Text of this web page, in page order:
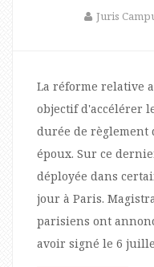
Juris
La réforme relative
objectif d'accélérer
durée de règlement
époux. Sur ce
déployée dans
jour à Paris.
parisiens ont
avoir signé le 6